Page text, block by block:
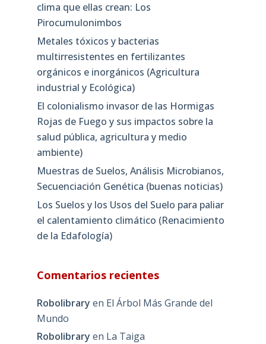
clima que ellas crean: Los
Pirocumulonimbos
Metales tóxicos y bacterias
multirresistentes en fertilizantes
orgánicos e inorgánicos (Agricultura
industrial y Ecológica)
El colonialismo invasor de las Hormigas
Rojas de Fuego y sus impactos sobre la
salud pública, agricultura y medio
ambiente)
Muestras de Suelos, Análisis Microbianos,
Secuenciación Genética (buenas noticias)
Los Suelos y los Usos del Suelo para paliar
el calentamiento climático (Renacimiento
de la Edafología)
Comentarios recientes
Robolibrary en El Árbol Más Grande del
Mundo
Robolibrary en La Taiga